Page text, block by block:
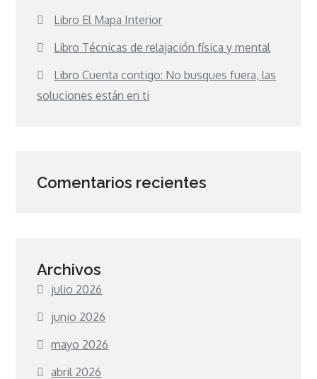
Libro El Mapa Interior
Libro Técnicas de relajación física y mental
Libro Cuenta contigo: No busques fuera, las
soluciones están en ti
Comentarios recientes
Archivos
julio 2026
junio 2026
mayo 2026
abril 2026